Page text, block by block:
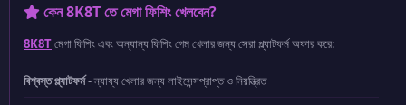
কেন 8K8T তে মেগা ফিশিং খেলবেন?
8K8Tমেগা ফিশিং এবং অন্যান্য ফিশিং গেম খেলার জন্য সেরা প্ল্যাটফর্ম অফার করে:
বিশ্বস্ত প্ল্যাটফর্ম- ন্যায্য খেলার জন্য লাইসেন্সপ্রাপ্ত ও নিয়ন্ত্রিত